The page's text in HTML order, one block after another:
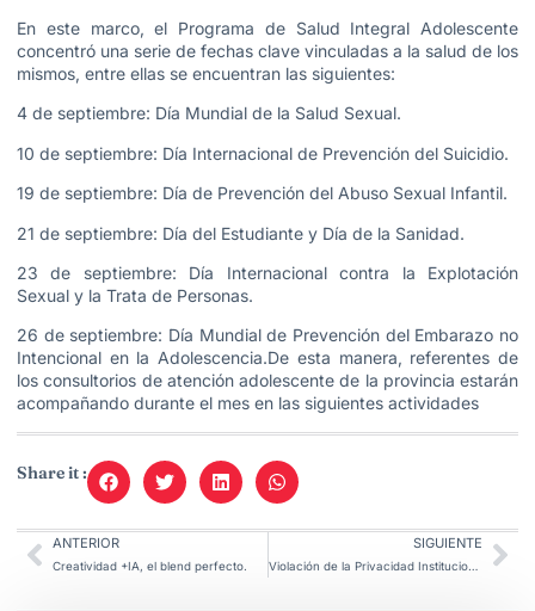
En este marco, el Programa de Salud Integral Adolescente
concentró una serie de fechas clave vinculadas a la salud de los
mismos, entre ellas se encuentran las siguientes:
4 de septiembre: Día Mundial de la Salud Sexual.
10 de septiembre: Día Internacional de Prevención del Suicidio.
19 de septiembre: Día de Prevención del Abuso Sexual Infantil.
21 de septiembre: Día del Estudiante y Día de la Sanidad.
23 de septiembre: Día Internacional contra la Explotación
Sexual y la Trata de Personas.
26 de septiembre: Día Mundial de Prevención del Embarazo no
Intencional en la Adolescencia.De esta manera, referentes de
los consultorios de atención adolescente de la provincia estarán
acompañando durante el mes en las siguientes actividades
Share it :
ANTERIOR
Creatividad +IA, el blend perfecto.
SIGUIENTE
Violación de la Privacidad Institucional en Argentina.